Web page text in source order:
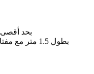
اللمبة: E27 بحد أقصى 40 وات (لمبة غير متضمنة)